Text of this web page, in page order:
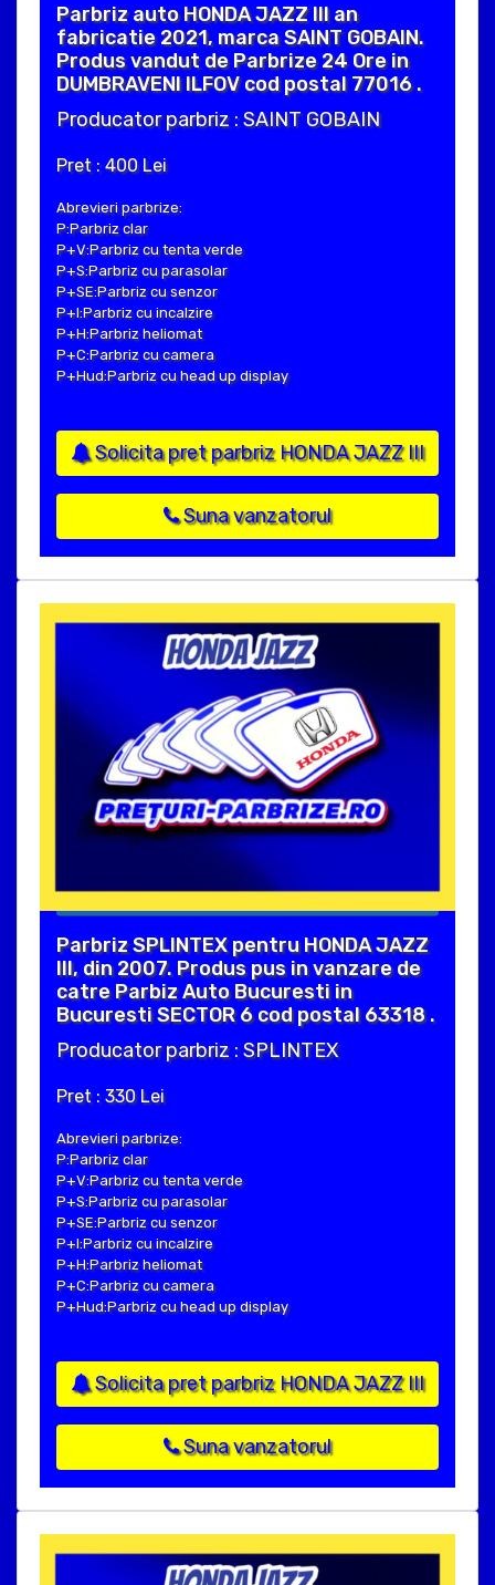
Parbriz auto HONDA JAZZ III an
fabricatie 2021, marca SAINT GOBAIN.
Produs vandut de Parbrize 24 Ore in
DUMBRAVENI ILFOV cod postal 77016 .
Producator parbriz : SAINT GOBAIN
Pret : 400 Lei
Abrevieri parbrize:
P:Parbriz clar
P+V:Parbriz cu tenta verde
P+S:Parbriz cu parasolar
P+SE:Parbriz cu senzor
P+I:Parbriz cu incalzire
P+H:Parbriz heliomat
P+C:Parbriz cu camera
P+Hud:Parbriz cu head up display
Solicita pret parbriz HONDA JAZZ III
Suna vanzatorul
Parbriz SPLINTEX pentru HONDA JAZZ
III, din 2007. Produs pus in vanzare de
catre Parbiz Auto Bucuresti in
Bucuresti SECTOR 6 cod postal 63318 .
Producator parbriz : SPLINTEX
Pret : 330 Lei
Abrevieri parbrize:
P:Parbriz clar
P+V:Parbriz cu tenta verde
P+S:Parbriz cu parasolar
P+SE:Parbriz cu senzor
P+I:Parbriz cu incalzire
P+H:Parbriz heliomat
P+C:Parbriz cu camera
P+Hud:Parbriz cu head up display
Solicita pret parbriz HONDA JAZZ III
Suna vanzatorul